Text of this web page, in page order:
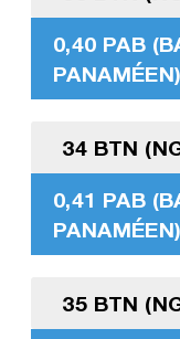
0,40 PAB
PANAMÉEN)
34 BTN
0,41 PAB
PANAMÉEN)
35 BTN